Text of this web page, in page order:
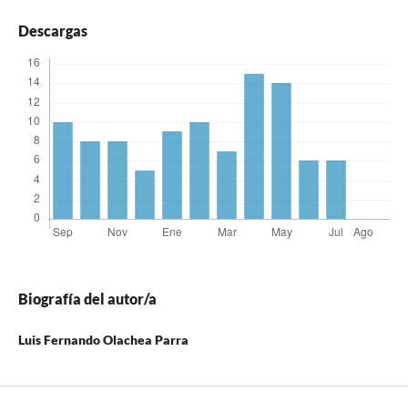
Descargas
Biografía del autor/a
Luis Fernando Olachea Parra